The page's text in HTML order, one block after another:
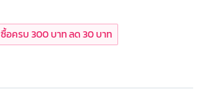
ซื้อครบ 300 บาท ลด 30 บาท